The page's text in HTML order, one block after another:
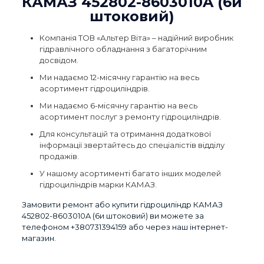
штоковий)
Компанія ТОВ «Альтер Віта» – надійний виробник
гідравлічного обладнання з багаторічним
досвідом.
Ми надаємо 12-місячну гарантію на весь
асортимент гідроциліндрів.
Ми надаємо 6-місячну гарантію на весь
асортимент послуг з ремонту гідроциліндрів.
Для консультацій та отримання додаткової
інформації звертайтесь до спеціалістів відділу
продажів.
У нашому асортименті багато інших моделей
гідроциліндрів марки КАМАЗ.
Замовити ремонт або купити гідроциліндр КАМАЗ
452802-8603010A (6и штоковий) ви можете за
телефоном +380731394159 або через наш інтернет-
магазин.